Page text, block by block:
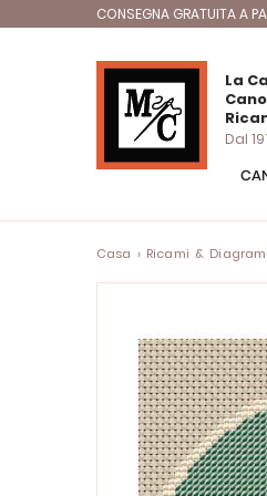
CONSEGNA GRATUITA A
La
Dal
Casa Ricami &
galleria
immagini